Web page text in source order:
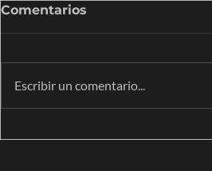
Comentarios
Escribir un comentario...